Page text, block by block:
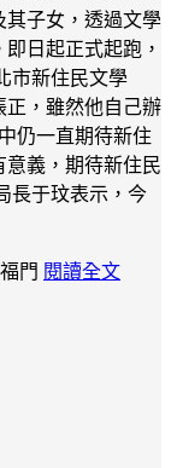
其子女，透過文學
日起正式起跑，
市新住民文學
正，雖然他自己辦
仍一直期待新住
意義，期待新住民
長于玟表示，今
門 閱讀全文